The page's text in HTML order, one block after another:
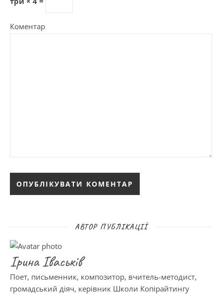
Коментар
АВТОР ПУБЛІКАЦІЇ
Ірина Іваськів
Поет, письменник, композитор, вчитель-методист,
громадський діяч, керівник Школи Копірайтингу